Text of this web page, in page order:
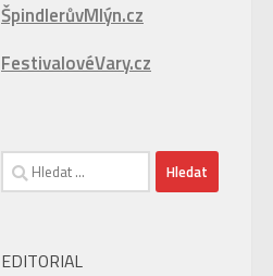
ŠpindlerůvMlýn.cz
FestivalovéVary.cz
Vyhledávání
EDITORIAL